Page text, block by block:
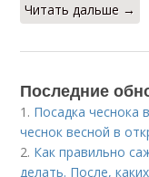
Читать дальше →
Последние
1. Посадка чеснока
чеснок весной в
2. Как правильно
делать. После,